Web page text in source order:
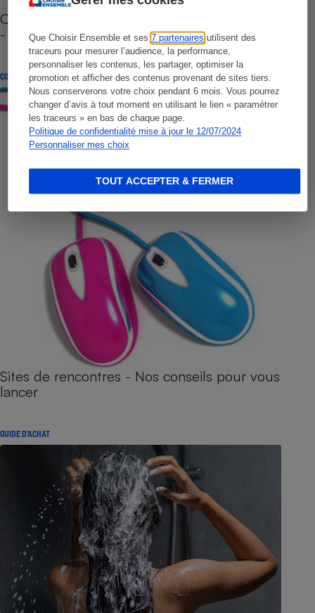
Que Choisir Ensemble et ses7 partenaires utilisent des
traceurs pour mesurer l’audience, la performance,
personnaliser les contenus, les partager, optimiser la
promotion et afficher des contenus provenant de sites tiers.
Nous conserverons votre choix pendant 6 mois. Vous pourrez
changer d’avis à tout moment en utilisant le lien « paramétrer
les traceurs » en bas de chaque page.
Politique de confidentialité mise à jour le 12/07/2024
Personnaliser mes choix
TOUT ACCEPTER & FERMER
Cafetière à capsules zéro déchet CoffeeB (vidéo)
- Premières impressions
CONSEILS
Sites de rencontres - Nos conseils pour vous
lancer
GUIDE D'ACHAT